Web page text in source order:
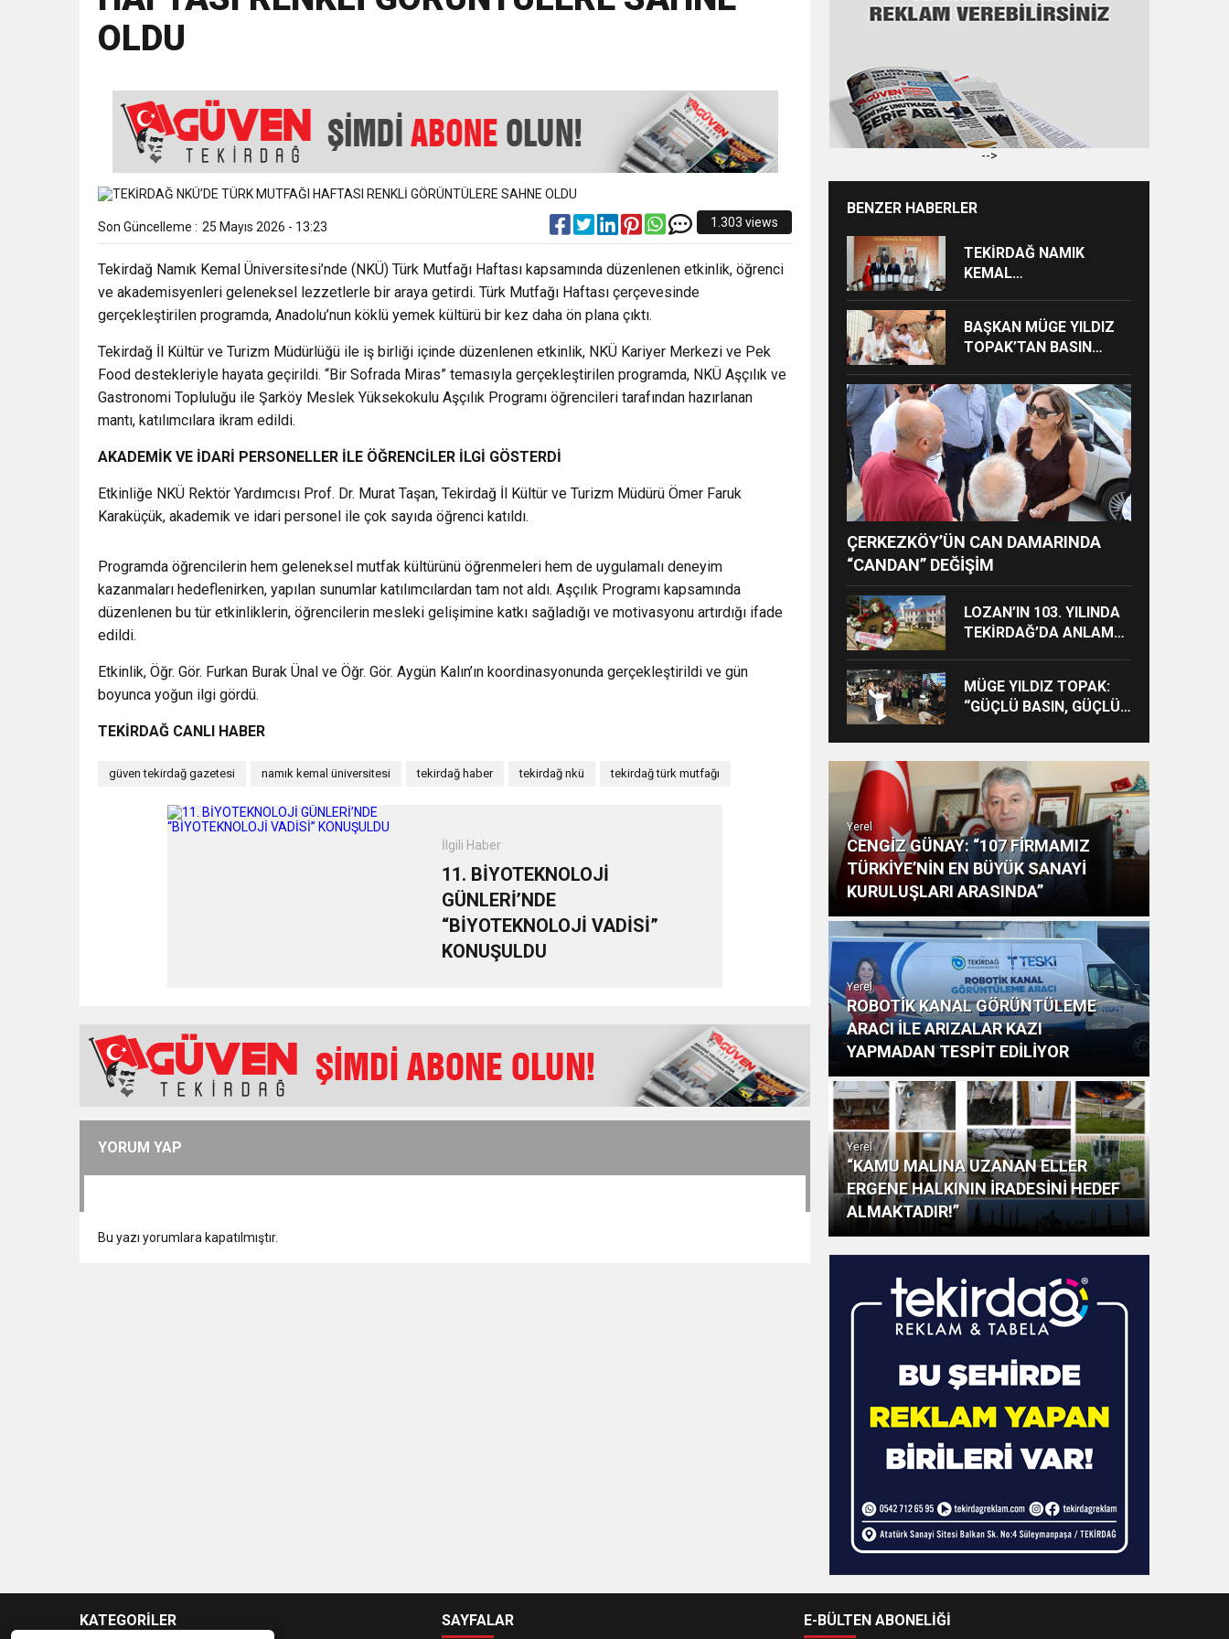
15:35
12:32 YENİDEN REFAH PARTİSİ’NDE İKİ İLÇEYE İKİ YENİ BAŞKAN ATANDI
17:43 6. GELENEKSEL KEŞKEK ŞENLİĞİNDE MUHTEŞEM FİNAL
OLDU
Son Güncelleme : 25 Mayıs 2026 - 13:23 1.303 views
Tekirdağ Namık Kemal Üniversitesi’nde (NKÜ) Türk Mutfağı Haftası kapsamında düzenlenen etkinlik, öğrenci
ve akademisyenleri geleneksel lezzetlerle bir araya getirdi. Türk Mutfağı Haftası çerçevesinde
gerçekleştirilen programda, Anadolu’nun köklü yemek kültürü bir kez daha ön plana çıktı.
Tekirdağ İl Kültür ve Turizm Müdürlüğü ile iş birliği içinde düzenlenen etkinlik, NKÜ Kariyer Merkezi ve Pek
Food destekleriyle hayata geçirildi. “Bir Sofrada Miras” temasıyla gerçekleştirilen programda, NKÜ Aşçılık ve
Gastronomi Topluluğu ile Şarköy Meslek Yüksekokulu Aşçılık Programı öğrencileri tarafından hazırlanan
mantı, katılımcılara ikram edildi.
AKADEMİK VE İDARİ PERSONELLER İLE ÖĞRENCİLER İLGİ GÖSTERDİ
Etkinliğe NKÜ Rektör Yardımcısı Prof. Dr. Murat Taşan, Tekirdağ İl Kültür ve Turizm Müdürü Ömer Faruk
Karaküçük, akademik ve idari personel ile çok sayıda öğrenci katıldı.
Programda öğrencilerin hem geleneksel mutfak kültürünü öğrenmeleri hem de uygulamalı deneyim
kazanmaları hedeflenirken, yapılan sunumlar katılımcılardan tam not aldı. Aşçılık Programı kapsamında
düzenlenen bu tür etkinliklerin, öğrencilerin mesleki gelişimine katkı sağladığı ve motivasyonu artırdığı ifade
edildi.
Etkinlik, Öğr. Gör. Furkan Burak Ünal ve Öğr. Gör. Aygün Kalın’ın koordinasyonunda gerçekleştirildi ve gün
boyunca yoğun ilgi gördü.
TEKİRDAĞ CANLI HABER
güven tekirdağ gazetesi namık kemal üniversitesi tekirdağ haber tekirdağ nkü tekirdağ türk mutfağı
İlgili Haber
11. BİYOTEKNOLOJİ
GÜNLERİ’NDE
“BİYOTEKNOLOJİ VADİSİ”
KONUŞULDU
YORUM YAP
Bu yazı yorumlara kapatılmıştır.
-->
BENZER HABERLER
TEKİRDAĞ NAMIK
KEMAL
HİZMET
BAŞKAN MÜGE YILDIZ
TOPAK’TAN BASIN
BULUŞMASI
ÇERKEZKÖY’ÜN CAN DAMARINDA
“CANDAN” DEĞİŞİM
LOZAN’IN 103. YILINDA
TEKİRDAĞ’DA ANLAMLI
MÜGE YILDIZ TOPAK:
“GÜÇLÜ BASIN, GÜÇLÜ
TEMİNATIDIR!”
Yerel
CENGİZ GÜNAY: “107 FİRMAMIZ
TÜRKİYE’NİN EN BÜYÜK SANAYİ
KURULUŞLARI ARASINDA”
Yerel
ROBOTİK KANAL GÖRÜNTÜLEME
ARACI İLE ARIZALAR KAZI
YAPMADAN TESPİT EDİLİYOR
Yerel
“KAMU MALINA UZANAN ELLER
ERGENE HALKININ İRADESİNİ HEDEF
ALMAKTADIR!”
KATEGORİLER SAYFALAR E-BÜLTEN ABONELİĞİ